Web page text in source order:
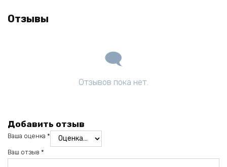
Отзывы
Отзывов пока нет.
Добавить отзыв
Ваша оценка *
Ваш отзыв *